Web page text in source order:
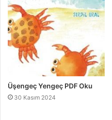
Üşengeç Yengeç PDF Oku
30 Kasım 2024